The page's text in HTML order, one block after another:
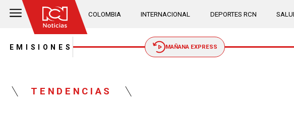
COLOMBIA INTERNACIONAL DEPORTES RCN
EMISIONES MAÑANA EXPRESS
TENDENCIAS